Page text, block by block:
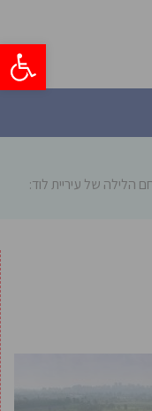
פתח
הלילה של עיריית לוד: